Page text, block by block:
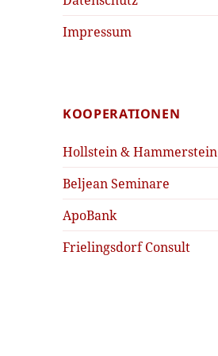
Impressum
KOOPERATIONEN
Hollstein & Hammerstein
Beljean Seminare
ApoBank
Frielingsdorf Consult